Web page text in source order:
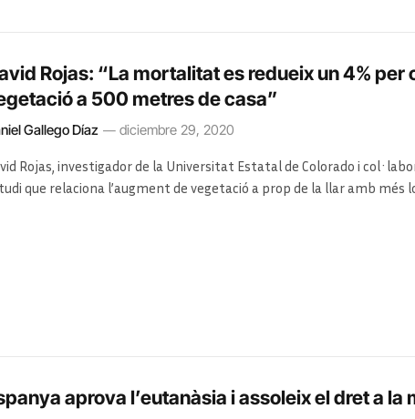
Rojas: “La mortalitat es redueix un 4%
a 500 metres de casa”
Gallego Díaz diciembre 29, 2020
Rojas, investigador de la Universitat Estatal de Colorado i
que relaciona l’augment de vegetació a prop de la llar amb més
aprova l’eutanàsia i assoleix el dret a la